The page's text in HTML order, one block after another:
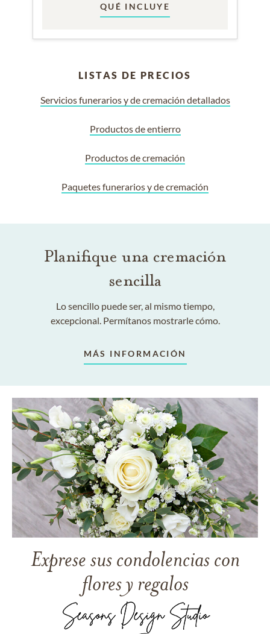
QUÉ INCLUYE
LISTAS DE PRECIOS
Servicios funerarios y de cremación detallados
Productos de entierro
Productos de cremación
Paquetes funerarios y de cremación
Planifique una cremación
sencilla
Lo sencillo puede ser, al mismo tiempo,
excepcional. Permítanos mostrarle cómo.
MÁS INFORMACIÓN
Exprese sus condolencias con
flores y regalos